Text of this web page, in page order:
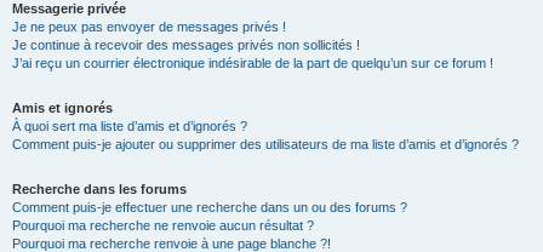
Messagerie privée
Je ne peux pas envoyer de messages privés !
Je continue à recevoir des messages privés non sollicités !
J’ai reçu un courrier électronique indésirable de la part de quelqu’un sur ce forum !
Amis et ignorés
À quoi sert ma liste d’amis et d’ignorés ?
Comment puis-je ajouter ou supprimer des utilisateurs de ma liste d’amis et d’ignorés ?
Recherche dans les forums
Comment puis-je effectuer une recherche dans un ou des forums ?
Pourquoi ma recherche ne renvoie aucun résultat ?
Pourquoi ma recherche renvoie à une page blanche ?!